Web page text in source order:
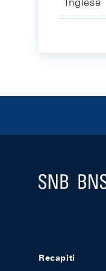
Inglese
Logo
Recapiti